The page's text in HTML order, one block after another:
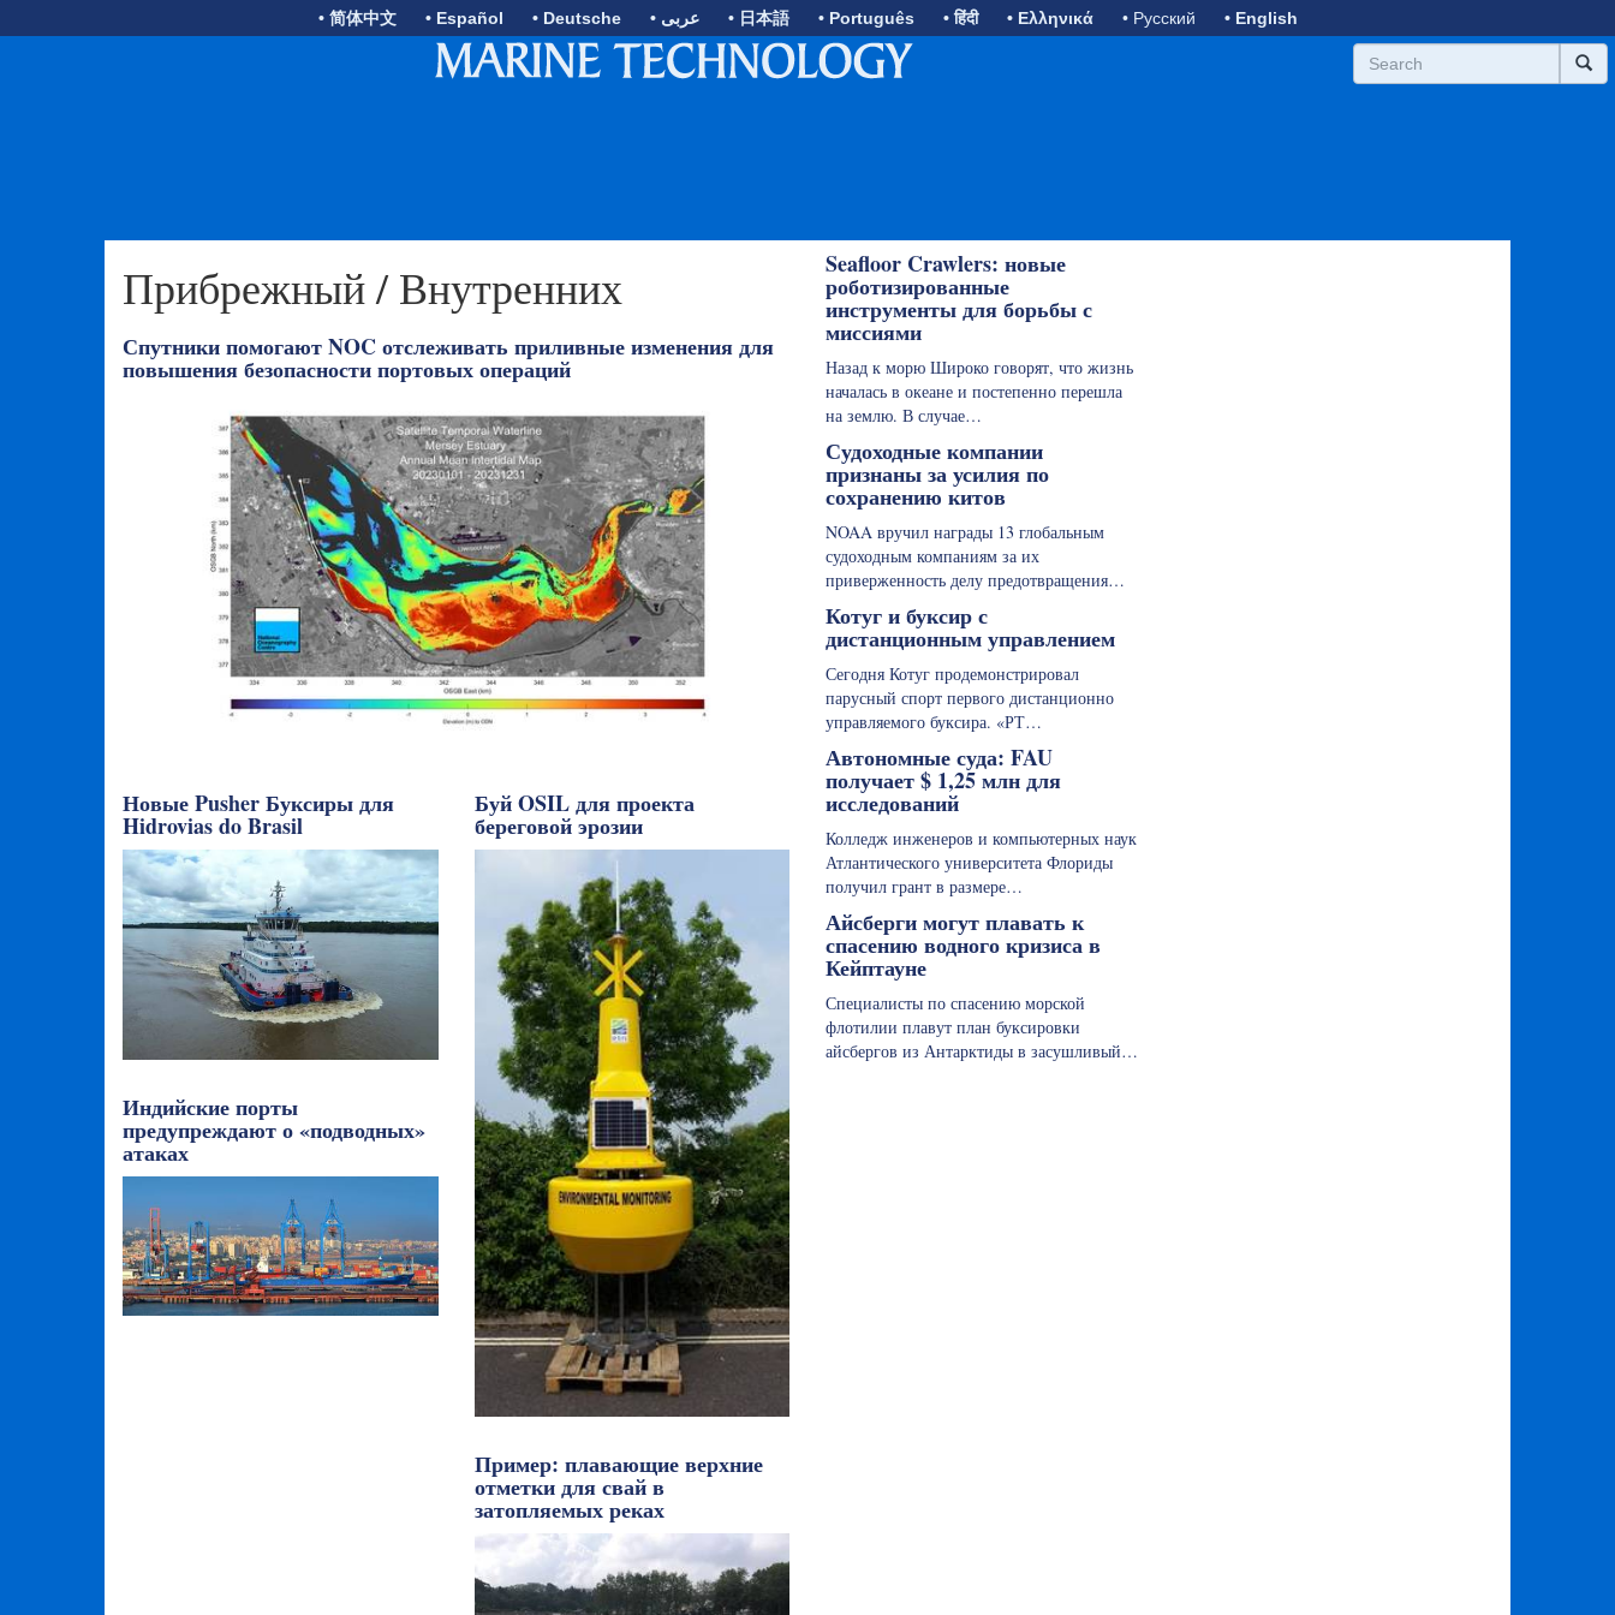
• 简体中文 • Español • Deutsche • عربى • 日本語 • Português • हिंदी • Ελληνικά • Русский • English
Прибрежный / Внутренних
Спутники помогают NOC отслеживать приливные изменения для
повышения безопасности портовых операций
Новые Pusher Буксиры для
Hidrovias do Brasil
Индийские порты
предупреждают о «подводных»
атаках
Буй OSIL для проекта
береговой эрозии
Пример: плавающие верхние
отметки для свай в
затопляемых реках
Seafloor Crawlers: новые
роботизированные
инструменты для борьбы с
миссиями
Назад к морю Широко говорят, что жизнь
началась в океане и постепенно перешла
на землю. В случае…
Судоходные компании
признаны за усилия по
сохранению китов
NOAA вручил награды 13 глобальным
судоходным компаниям за их
приверженность делу предотвращения…
Котуг и буксир с
дистанционным управлением
Сегодня Котуг продемонстрировал
парусный спорт первого дистанционно
управляемого буксира. «РТ…
Автономные суда: FAU
получает $ 1,25 млн для
исследований
Колледж инженеров и компьютерных наук
Атлантического университета Флориды
получил грант в размере…
Айсберги могут плавать к
спасению водного кризиса в
Кейптауне
Специалисты по спасению морской
флотилии плавут план буксировки
айсбергов из Антарктиды в засушливый…